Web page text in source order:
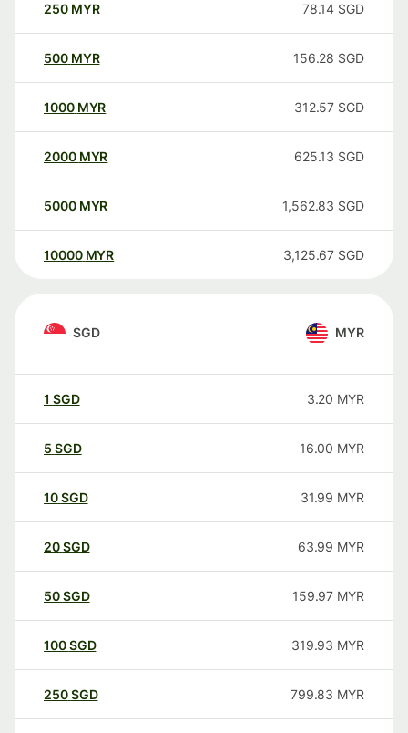
250 MYR 78.14 SGD
500 MYR 156.28 SGD
1000 MYR 312.57 SGD
2000 MYR 625.13 SGD
5000 MYR 1,562.83 SGD
10000 MYR 3,125.67 SGD
SGD MYR
1 SGD 3.20 MYR
5 SGD 16.00 MYR
10SGD 31.99 MYR
20SGD 63.99 MYR
50SGD 159.97 MYR
100SGD 319.93 MYR
250SGD 799.83 MYR